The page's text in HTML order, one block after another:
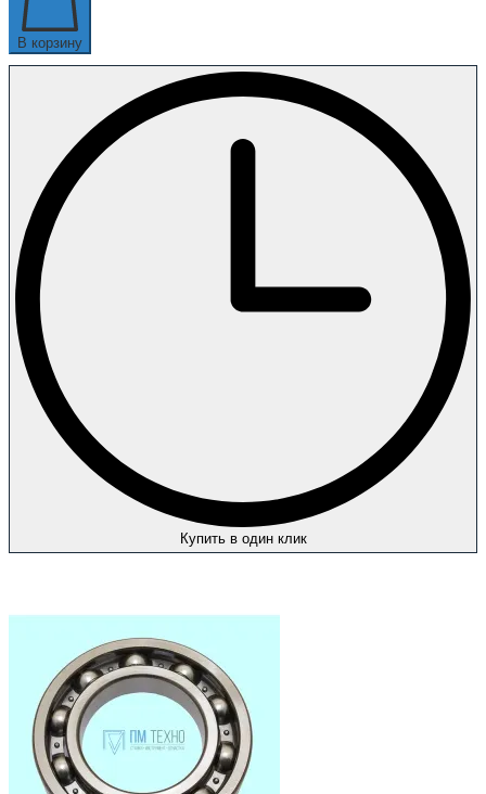
В корзину
Купить в один клик